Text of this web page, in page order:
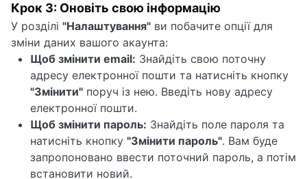
Крок 3: Оновіть свою інформацію
У розділі "Налаштування" ви побачите опції для
зміни даних вашого акаунта:
Щоб змінити email: Знайдіть свою поточну
адресу електронної пошти та натисніть кнопку
"Змінити" поруч із нею. Введіть нову адресу
електронної пошти.
Щоб змінити пароль: Знайдіть поле пароля та
натисніть кнопку "Змінити пароль". Вам буде
запропоновано ввести поточний пароль, а потім
встановити новий.